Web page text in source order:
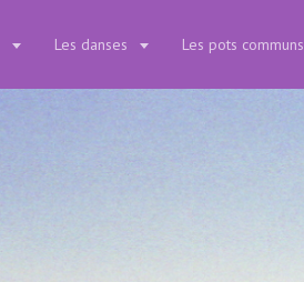
Les danses Les pots communs